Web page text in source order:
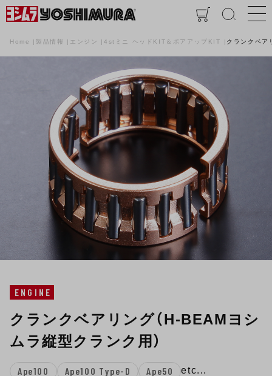
Home 製品情報 エンジン 4stミニ ヘッドKIT＆ボアアップKIT クランクベア
ENGINE
クランクベアリング（H-BEAMヨシ
ムラ縦型クランク用）
Ape100 Ape100 Type-D Ape50 etc...